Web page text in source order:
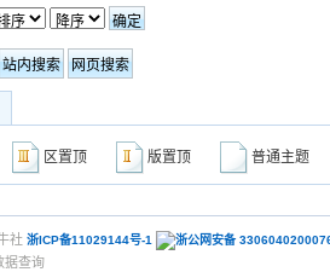
区置顶 版置顶 普通主
社 浙ICP备11029144号-1 浙公网安备
据查询